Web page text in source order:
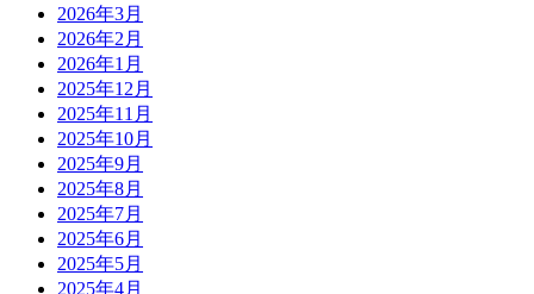
2026年3月
2026年2月
2026年1月
2025年12月
2025年11月
2025年10月
2025年9月
2025年8月
2025年7月
2025年6月
2025年5月
2025年4月